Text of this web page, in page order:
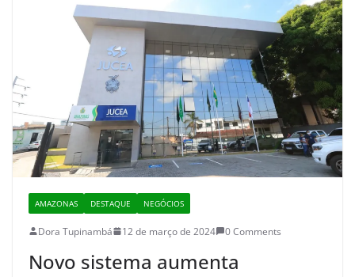
AMAZONAS DESTAQUE NEGÓCIOS
Dora Tupinambá 12 de março de 2024 0 Comments
Novo sistema aumenta